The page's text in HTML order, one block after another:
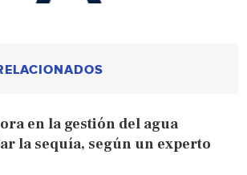
en la gestión del agua
la sequía, según un experto